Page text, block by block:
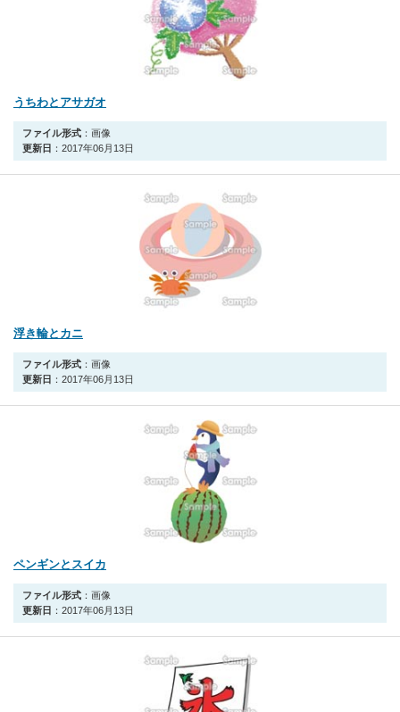
うちわとアサガオ
ファイル形式 ：画像
更新日 ：2017年06月13日
浮き輪とカニ
ファイル形式 ：画像
更新日 ：2017年06月13日
ペンギンとスイカ
ファイル形式 ：画像
更新日 ：2017年06月13日